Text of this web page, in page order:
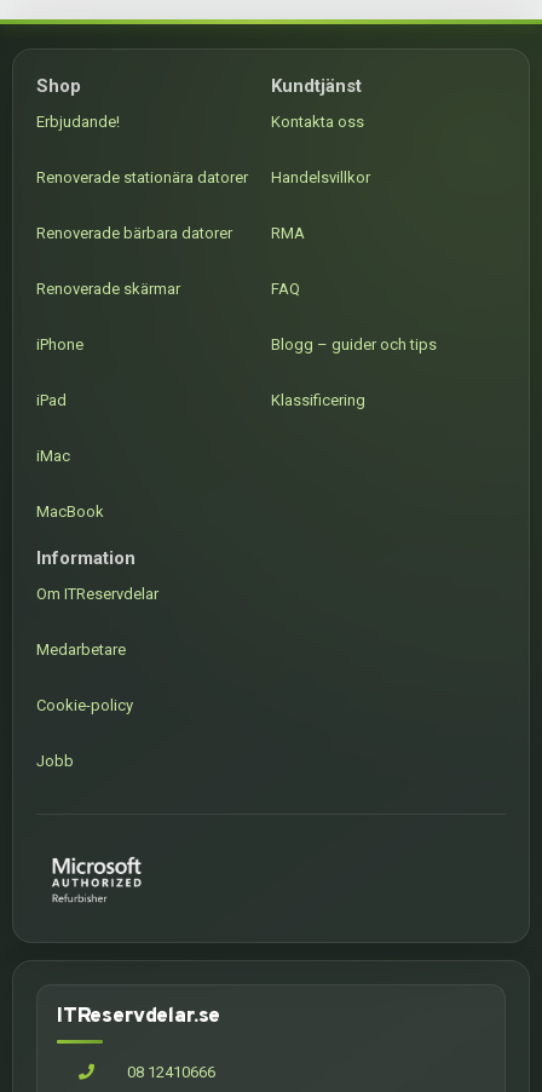
Shop
Erbjudande!
Renoverade stationära datorer
Renoverade bärbara datorer
Renoverade skärmar
iPhone
iPad
iMac
MacBook
Kundtjänst
Kontakta oss
Handelsvillkor
RMA
FAQ
Blogg – guider och tips
Klassificering
Information
Om ITReservdelar
Medarbetare
Cookie-policy
Jobb
ITReservdelar.se
08 12410666